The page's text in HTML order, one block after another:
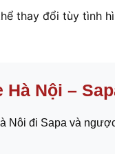
thay đổi tùy tình
Hà Nội –
Nôi đi Sapa và